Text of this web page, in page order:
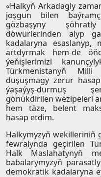
«Halkyň Arkadagly
joşgun bilen
gözbaşyny
döwürlerinden alyp
kadalaryna esaslanyp,
artdyrmak hem-de
ýeňişlerimizi
Türkmenistanyň
duşuşmagy zerur
ýaşaýyş-durmuş
gönükdirilen wezipeleri
hem täze, belent
hasap etdim.
Halkymyzyň wekilleriniň
fewralynda geçirilen
Halk Maslahatynyň
babalarymyzyň
demokratik kadalaryna